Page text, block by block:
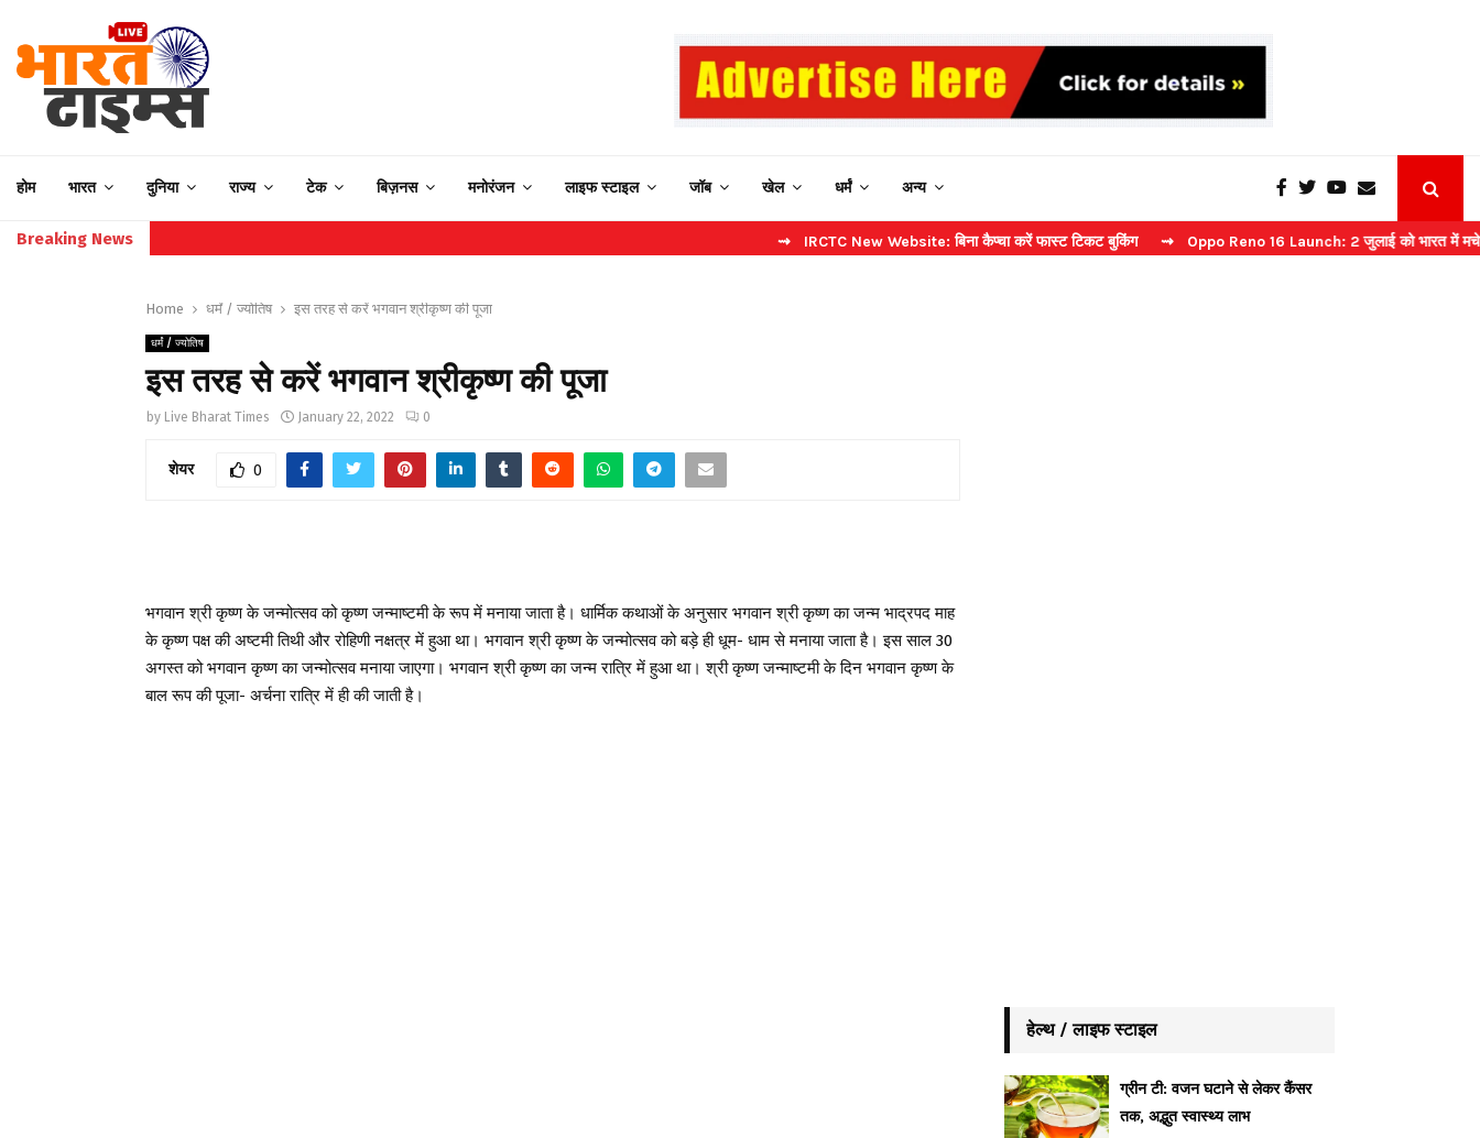
होम भारत दुनिया राज्य टेक बिज़नस मनोरंजन लाइफ स्टाइल जॉब खेल धर्मं अन्य
Breaking News ⇝ IRCTC New Website: बिना कैप्चा करें फास्ट टिकट बुकिंग ⇝ Oppo Reno 16 Launch: 2 जुलाई को भारत में मचेगा धमाल
Home धर्मं / ज्योतिष इस तरह से करें भगवान श्रीकृष्ण की पूजा
धर्मं / ज्योतिष
इस तरह से करें भगवान श्रीकृष्ण की पूजा
by Live Bharat Times January 22, 2022 0
शेयर 0
भगवान श्री कृष्ण के जन्मोत्सव को कृष्ण जन्माष्टमी के रूप में मनाया जाता है। धार्मिक कथाओं के अनुसार भगवान श्री कृष्ण का जन्म भाद्रपद माह
के कृष्ण पक्ष की अष्टमी तिथी और रोहिणी नक्षत्र में हुआ था। भगवान श्री कृष्ण के जन्मोत्सव को बड़े ही धूम- धाम से मनाया जाता है। इस साल 30
अगस्त को भगवान कृष्ण का जन्मोत्सव मनाया जाएगा। भगवान श्री कृष्ण का जन्म रात्रि में हुआ था। श्री कृष्ण जन्माष्टमी के दिन भगवान कृष्ण के
बाल रूप की पूजा- अर्चना रात्रि में ही की जाती है।
हेल्थ / लाइफ स्टाइल
ग्रीन टी: वजन घटाने से लेकर कैंसर
तक, अद्भुत स्वास्थ्य लाभ